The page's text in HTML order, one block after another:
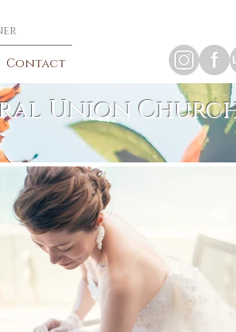
Contact
Union